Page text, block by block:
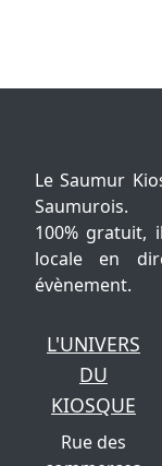
Le Saumur
Saumurois.
100% gratuit,
locale en
évènement.
L'UNIVERS
DU
KIOSQUE
Rue des